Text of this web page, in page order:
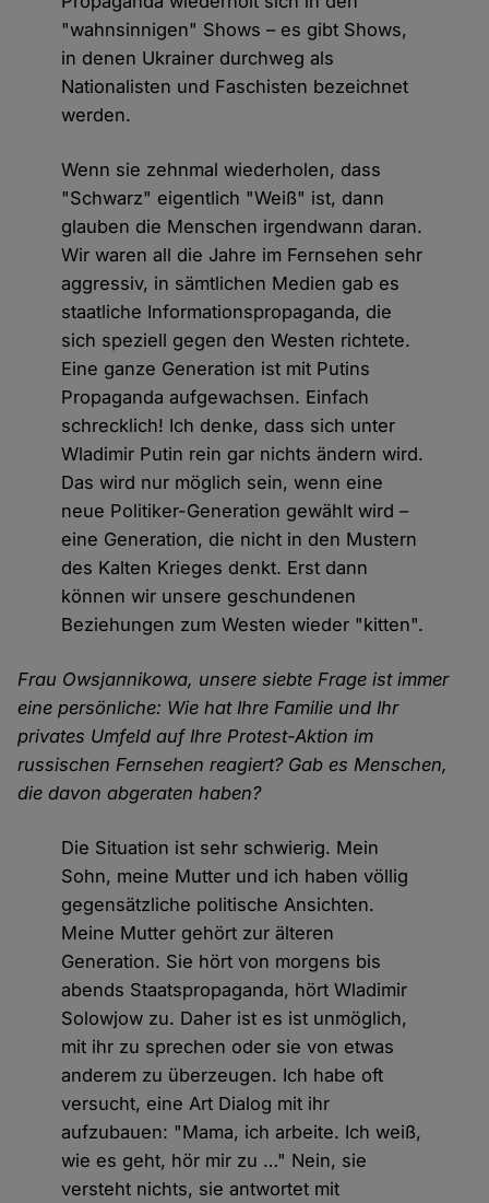
"wahnsinnigen" Shows – es gibt Shows,
in denen Ukrainer durchweg als
Nationalisten und Faschisten bezeichnet
werden.
Wenn sie zehnmal wiederholen, dass
"Schwarz" eigentlich "Weiß" ist, dann
glauben die Menschen irgendwann daran.
Wir waren all die Jahre im Fernsehen sehr
aggressiv, in sämtlichen Medien gab es
staatliche Informationspropaganda, die
sich speziell gegen den Westen richtete.
Eine ganze Generation ist mit Putins
Propaganda aufgewachsen. Einfach
schrecklich! Ich denke, dass sich unter
Wladimir Putin rein gar nichts ändern wird.
Das wird nur möglich sein, wenn eine
neue Politiker-Generation gewählt wird –
eine Generation, die nicht in den Mustern
des Kalten Krieges denkt. Erst dann
können wir unsere geschundenen
Beziehungen zum Westen wieder "kitten".
Frau Owsjannikowa, unsere siebte Frage ist immer
eine persönliche: Wie hat Ihre Familie und Ihr
privates Umfeld auf Ihre Protest-Aktion im
russischen Fernsehen reagiert? Gab es Menschen,
die davon abgeraten haben?
Die Situation ist sehr schwierig. Mein
Sohn, meine Mutter und ich haben völlig
gegensätzliche politische Ansichten.
Meine Mutter gehört zur älteren
Generation. Sie hört von morgens bis
abends Staatspropaganda, hört Wladimir
Solowjow zu. Daher ist es ist unmöglich,
mit ihr zu sprechen oder sie von etwas
anderem zu überzeugen. Ich habe oft
versucht, eine Art Dialog mit ihr
aufzubauen: "Mama, ich arbeite. Ich weiß,
wie es geht, hör mir zu …" Nein, sie
versteht nichts, sie antwortet mit